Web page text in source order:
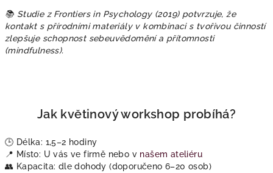
📚 Studie z Frontiers in Psychology (2019) potvrzuje, že
kontakt s přírodními materiály v kombinaci s tvořivou činností
zlepšuje schopnost sebeuvědomění a přítomnosti
(mindfulness).
Jak květinový workshop probíhá?
🕒 Délka: 1,5–2 hodiny
📍 Místo: U vás ve firmě nebo v našem ateliéru
👥 Kapacita: dle dohody (doporučeno 6–20 osob)